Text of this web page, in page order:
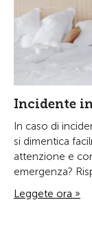
Incidente
In caso di
si dimentica
attenzione e
emergenza?
Leggete ora »